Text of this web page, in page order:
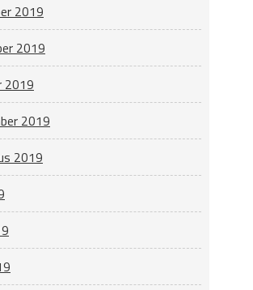
2019
2019
2019
2019
2019